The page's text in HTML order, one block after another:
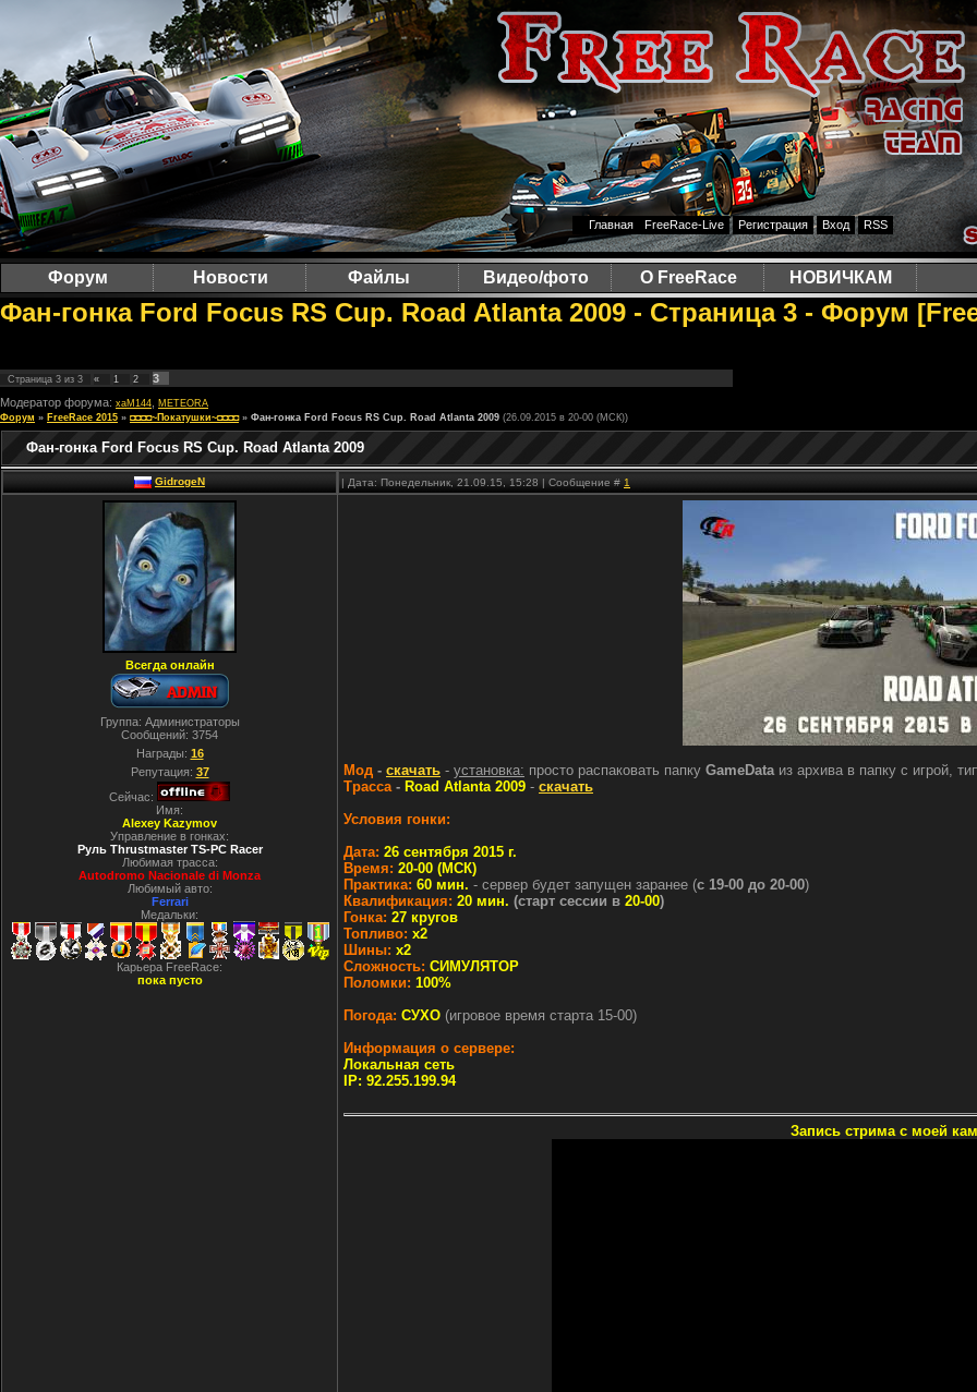
Главная
FreeRace-Live Регистрация Вход RSS
Форум Новости Файлы Видео/фото О FreeRace НОВИЧКАМ
Фан-гонка Ford Focus RS Cup. Road Atlanta 2009 - Страница 3 - Форум
Страница 3 из 3 « 1 2
3
Модератор форума: xaM144
METEORA
Форум » FreeRace 2015 » ◘◘◘◘~Покатушки~◘◘◘◘ » Фан-гонка Ford Focus RS Cup. Road Atlanta 2009 (26.09.2015 в 20-00 (МСК))
Фан-гонка Ford Focus RS Cup. Road Atlanta 2009
GidrogeN | Дата: Понедельник, 21.09.15, 15:28 | Сообщение # 1
Всегда онлайн
Группа: Администраторы
Сообщений: 3754
Награды: 16
Репутация: 37
Сейчас:
Имя:
Alexey Kazymov
Управление в гонках:
Руль Thrustmaster TS-PC Racer
Любимая трасса:
Autodromo Nacionale di Monza
Любимый авто:
Ferrari
Медальки:
Карьера FreeRace:
пока пусто
Мод - скачать - установка: просто распаковать папку GameDataиз архива в папку с игрой,
Трасса- Road Atlanta 2009 - скачать
Условия гонки:
Дата: 26 сентября 2015 г.
Время: 20-00 (МСК)
Практика: 60 мин. - сервер будет запущен заранее (с 19-00 до 20-00)
Квалификация: 20 мин. (старт сессии в 20-00)
Гонка: 27 кругов
Топливо: x2
Шины: х2
Сложность: СИМУЛЯТОР
Поломки: 100%
Погода: СУХО (игровое время старта 15-00)
Информация о сервере:
Локальная сеть
IP: 92.255.199.94
Запись стрима с моей